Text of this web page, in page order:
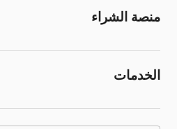
منصة الشراء
الخدمات